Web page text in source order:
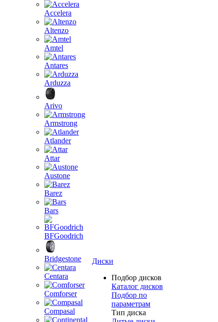
Accelera
Altenzo
Amtel
Antares
Arduzza
Arivo
Armstrong
Atlander
Attar
Austone
Barez
Bars
BFGoodrich
Bridgestone
Centara
Comforser
Compasal
Диски
Подбор дисков
Каталог дисков
Подбор по
параметрам
Тип диска